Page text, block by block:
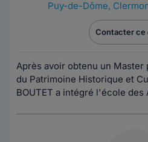
Puy-de-Dôme,
Contacter ce
Après avoir obtenu un
du Patrimoine Historique et
BOUTET a intégré l'école des